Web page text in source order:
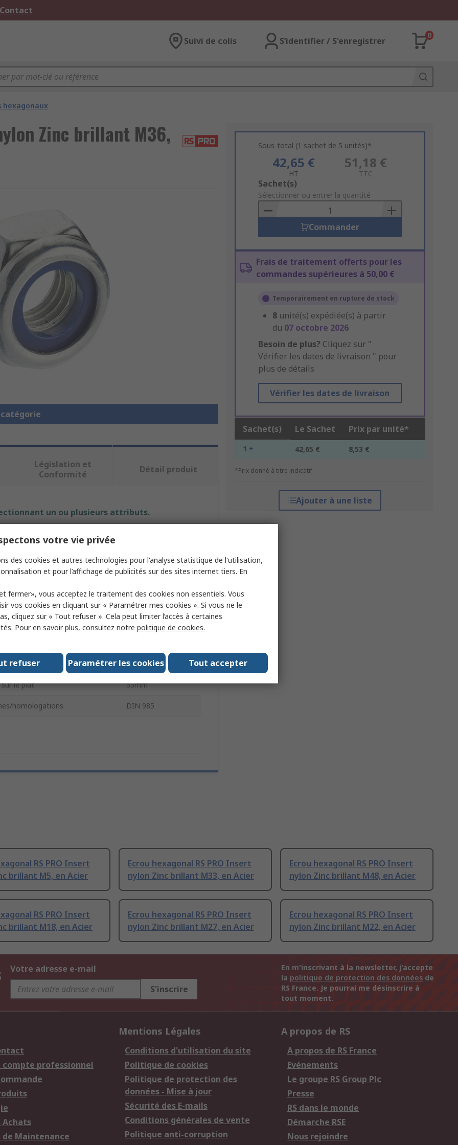
Suivi de colis S’identifier / S'enregistrer
0
hexagonaux
Zinc brillant M36, Sous-total (1 sachet de 5 unités)*
42,65 €
HT
51,18 €
TTC
Add
to
Basket
Sachet(s)
Sélectionner ou entrer la quantité
Commander
Frais de traitement offerts pour les
commandes supérieures à 50,00 €
Temporairement en rupture de stock
8 unité(s) expédiée(s) à partir
du 07 octobre 2026
Besoin de plus? Cliquez sur "
Vérifier les dates de livraison " pour
plus de détails
Vérifier les dates de livraison
Sachet(s) Le Sachet Prix par unité*
1 + 42,65 € 8,53 €
*Prix donné à titre indicatif
Ajouter à une liste
Législation et
Conformité
Détail produit
un ou plusieurs attributs.
RS PRO
produit Ecrou frein
type Insert nylon
Zinc brillant
sur le plat 55mm
homologations DIN 985
RS PRO Insert
brillant M5, en Acier
Ecrou hexagonal RS PRO Insert
nylon Zinc brillant M33, en Acier
Ecrou hexagonal RS PRO Insert
nylon Zinc brillant M48, en Acier
RS PRO Insert
brillant M18, en Acier
Ecrou hexagonal RS PRO Insert
nylon Zinc brillant M27, en Acier
Ecrou hexagonal RS PRO Insert
nylon Zinc brillant M22, en Acier
Votre adresse e-mail
S'inscrire
En m'inscrivant à la newsletter, j'accepte
la politique de protection des données de
RS France. Je pourrai me désinscrire à
tout moment.
compte professionnel
Achats
de Maintenance
Mentions Légales
Conditions d'utilisation du site
Politique de cookies
Politique de protection des
données - Mise à jour
Sécurité des E-mails
Conditions générales de vente
Politique anti-corruption
A propos de RS
A propos de RS France
Evénements
Le groupe RS Group Plc
Presse
RS dans le monde
Démarche RSE
Nous rejoindre
votre vie privée
des cookies et autres technologies pour l'analyse statistique de l'utilisation,
et pour l’affichage de publicités sur des sites internet tiers. En
fermer», vous acceptez le traitement des cookies non essentiels. Vous
vos cookies en cliquant sur « Paramétrer mes cookies ». Si vous ne le
cliquez sur « Tout refuser ». Cela peut limiter l’accès à certaines
Pour en savoir plus, consultez notre politique de cookies.
Tout accepter
Paramétrer les cookies
refuser